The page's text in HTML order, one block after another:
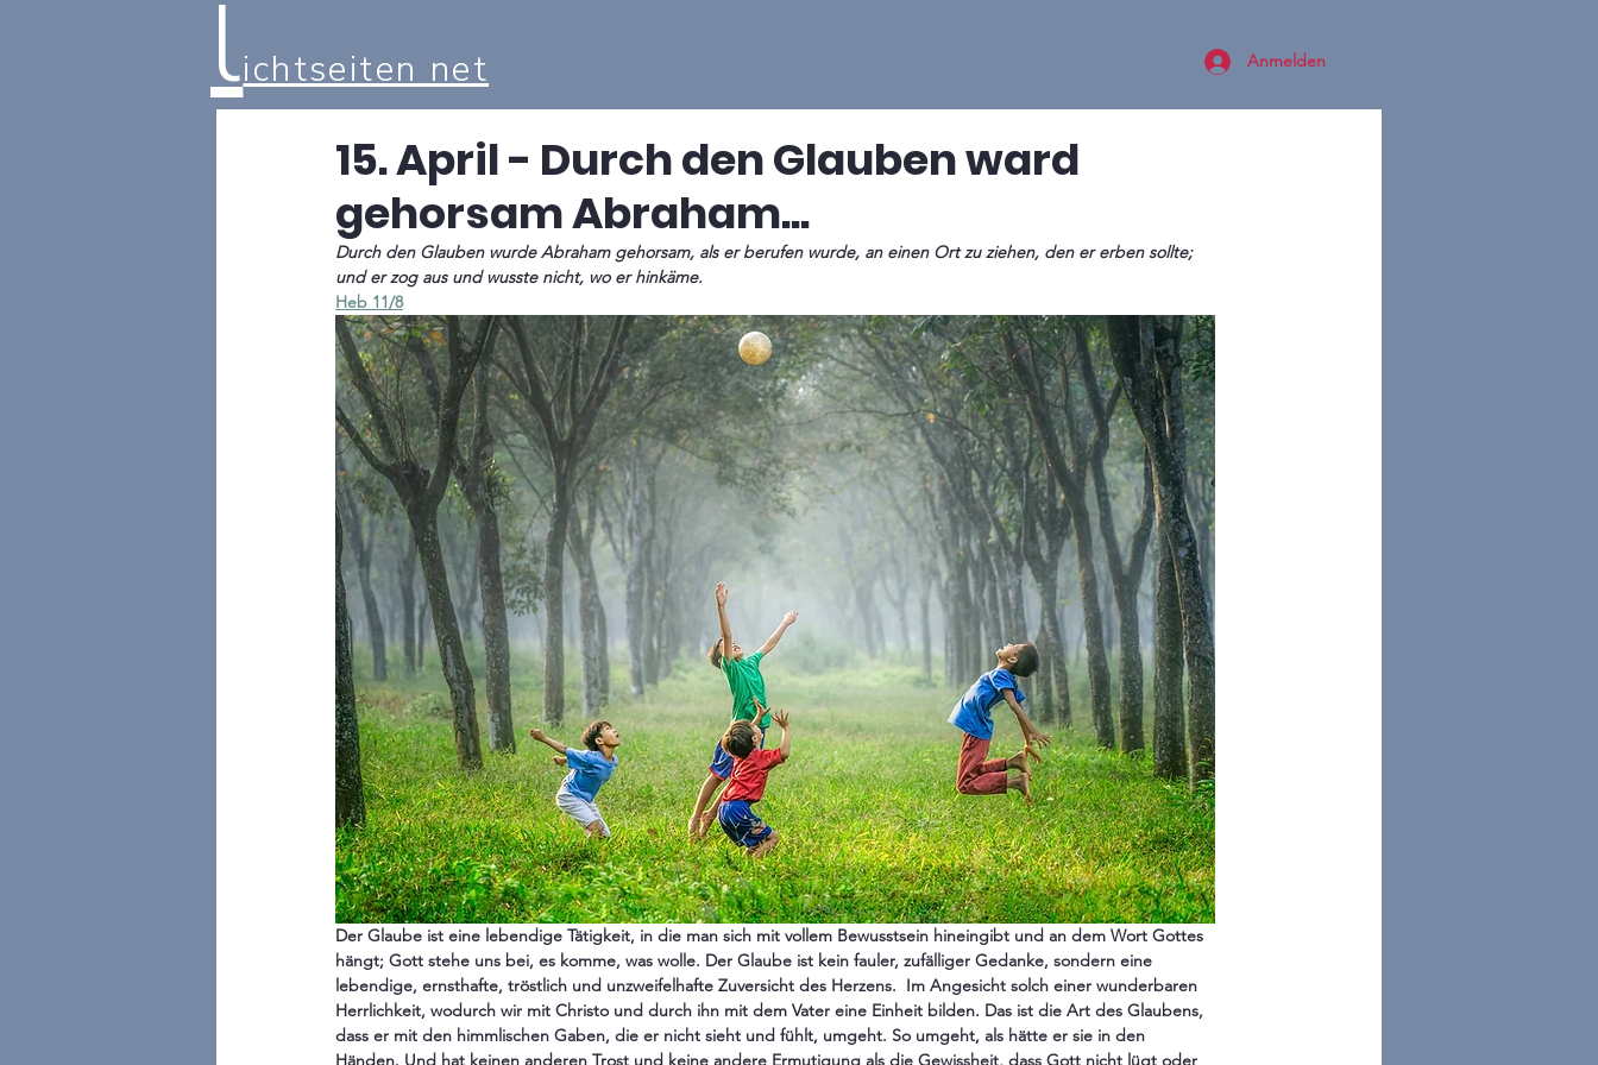
lichtseiten net Anmelden
15. April - Durch den Glauben ward
gehorsam Abraham...
Durch den Glauben wurde Abraham gehorsam, als er berufen wurde, an einen Ort zu ziehen, den er erben sollte;
und er zog aus und wusste nicht, wo er hinkäme.
Heb 11/8
Der Glaube ist eine lebendige Tätigkeit, in die man sich mit vollem Bewusstsein hineingibt und an dem Wort Gottes
hängt; Gott stehe uns bei, es komme, was wolle. Der Glaube ist kein fauler, zufälliger Gedanke, sondern eine
lebendige, ernsthafte, tröstlich und unzweifelhafte Zuversicht des Herzens.  Im Angesicht solch einer wunderbaren
Herrlichkeit, wodurch wir mit Christo und durch ihn mit dem Vater eine Einheit bilden. Das ist die Art des Glaubens,
dass er mit den himmlischen Gaben, die er nicht sieht und fühlt, umgeht. So umgeht, als hätte er sie in den
Händen. Und hat keinen anderen Trost und keine andere Ermutigung als die Gewissheit, dass Gott nicht lügt oder